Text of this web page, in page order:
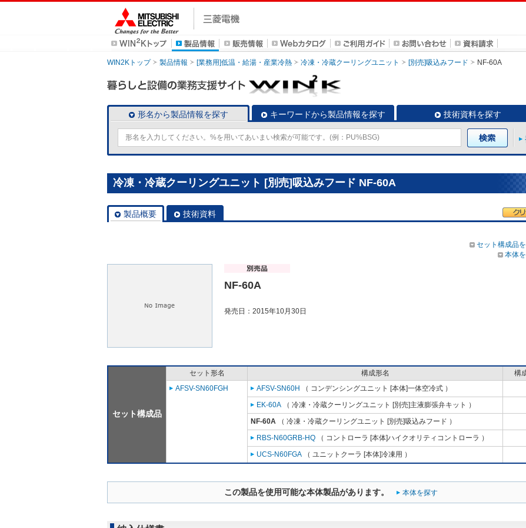
WIN2Kトップ 製品情報 [業務用]低温・給湯・産業冷熱 冷凍・冷蔵クーリングユニット [別売]吸込みフード NF-60A
形名から製品情報を探す キーワードから製品情報を探す 技術資料を探す
冷凍・冷蔵クーリングユニット [別売]吸込みフード NF-60A
製品概要 技術資料
セット構成品
本体
NF-60A
発売日：2015年10月30日
セット構成品
セット形名 構成形名
構
AFSV-SN60FGH
AFSV-SN60H （ コンデンシングユニット [本体]一体空冷式 ）
EK-60A （ 冷凍・冷蔵クーリングユニット [別売]主液膨張弁キット ）
NF-60A （ 冷凍・冷蔵クーリングユニット [別売]吸込みフード ）
RBS-N60GRB-HQ （ コントローラ [本体]ハイクオリティコントローラ ）
UCS-N60FGA （ ユニットクーラ [本体]冷凍用 ）
この製品を使用可能な本体製品があります。 本体を探す